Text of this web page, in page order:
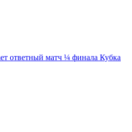
ответный матч ¼ финала Кубка